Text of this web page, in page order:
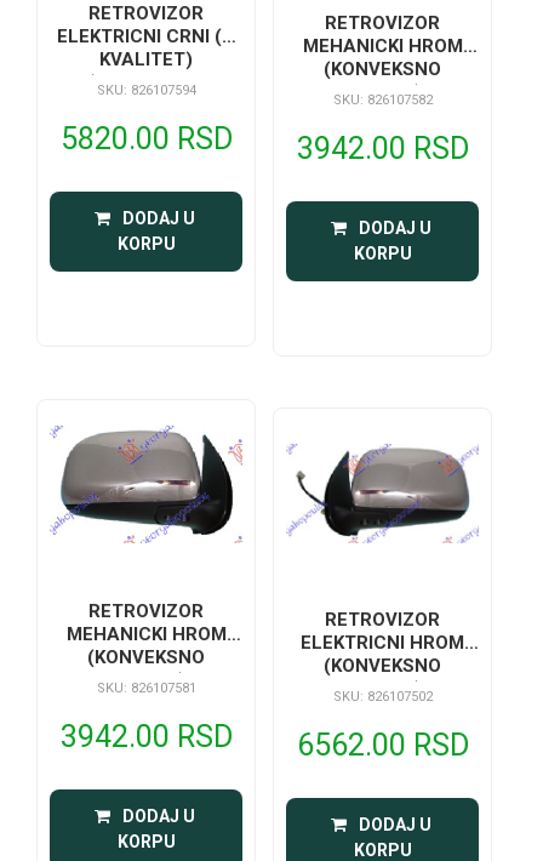
RETROVIZOR
ELEKTRICNI CRNI (A
KVALITET)
(KONVEKSNO
SKU: 826107594
5820.00 RSD
DODAJ U
KORPU
RETROVIZOR
MEHANICKI HROM
(KONVEKSNO
STAKLO)
SKU: 826107582
3942.00 RSD
DODAJ U
KORPU
RETROVIZOR
MEHANICKI HROM
(KONVEKSNO
STAKLO)
SKU: 826107581
3942.00 RSD
DODAJ U
KORPU
RETROVIZOR
ELEKTRICNI HROM
(KONVEKSNO
STAKLO)
SKU: 826107502
6562.00 RSD
DODAJ U
KORPU